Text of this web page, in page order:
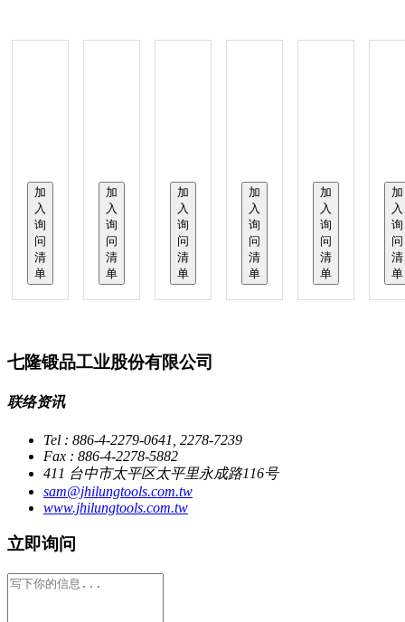
加
入
询
问
清
单
加
入
询
问
清
单
加
入
询
问
清
单
加
入
询
问
清
单
加
入
询
问
清
单
加
入
询
问
清
单
七隆锻品工业股份有限公司
联络资讯
Tel : 886-4-2279-0641, 2278-7239
Fax : 886-4-2278-5882
411 台中市太平区太平里永成路116号
sam@jhilungtools.com.tw
www.jhilungtools.com.tw
立即询问